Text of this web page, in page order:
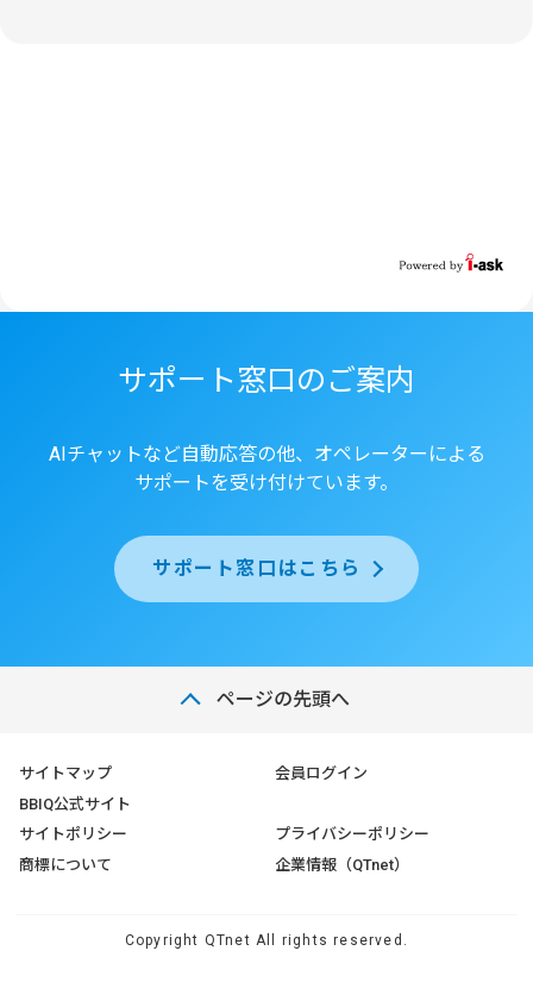
サポート窓口のご案内
AIチャットなど自動応答の他、オペレーターによる
サポートを受け付けています。
サポート窓口はこちら
ページの先頭へ
サイトマップ
BBIQ公式サイト
会員ログイン
サイトポリシー
商標について
プライバシーポリシー
企業情報（QTnet）
Copyright QTnet All rights reserved.